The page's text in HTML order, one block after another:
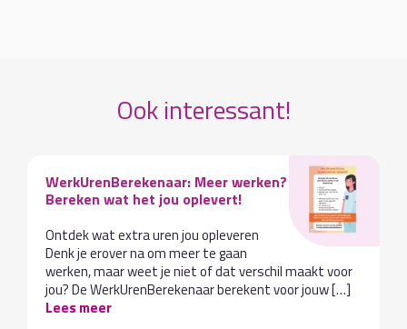
Ook interessant!
WerkUrenBerekenaar: Meer werken?
Bereken wat het jou oplevert!
Ontdek wat extra uren jou opleveren
Denk je erover na om meer te gaan
werken, maar weet je niet of dat verschil maakt voor
jou? De WerkUrenBerekenaar berekent voor jouw […]
Lees meer